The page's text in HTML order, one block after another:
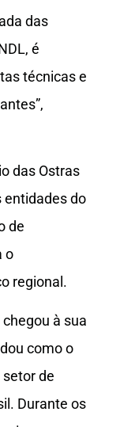
das
é
técnicas e
das Ostras
entidades do
de
o
regional.
à sua
como o
de
Durante os